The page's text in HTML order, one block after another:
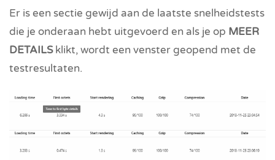
Er is een sectie gewijd aan de laatste snelheidstests
die je onderaan hebt uitgevoerd en als je op MEER
DETAILSklikt, wordt een venster geopend met de
testresultaten.